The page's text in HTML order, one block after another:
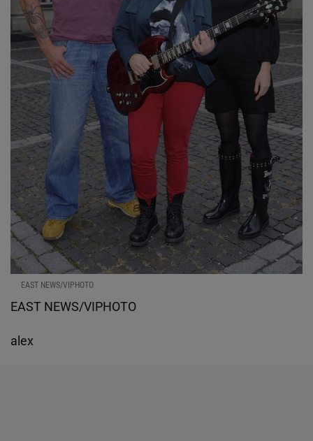
EAST NEWS/VIPHOTO
EAST NEWS/VIPHOTO
alex